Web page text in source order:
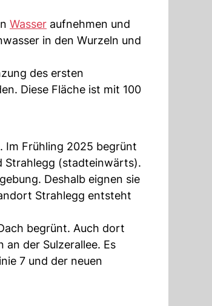
Wasser aufnehmen und
in den Wurzeln und
des ersten
Diese Fläche ist mit 100
Im Frühling 2025 begrünt
Strahlegg (stadteinwärts).
Deshalb eignen sie
Strahlegg entsteht
begrünt. Auch dort
der Sulzerallee. Es
7 und der neuen